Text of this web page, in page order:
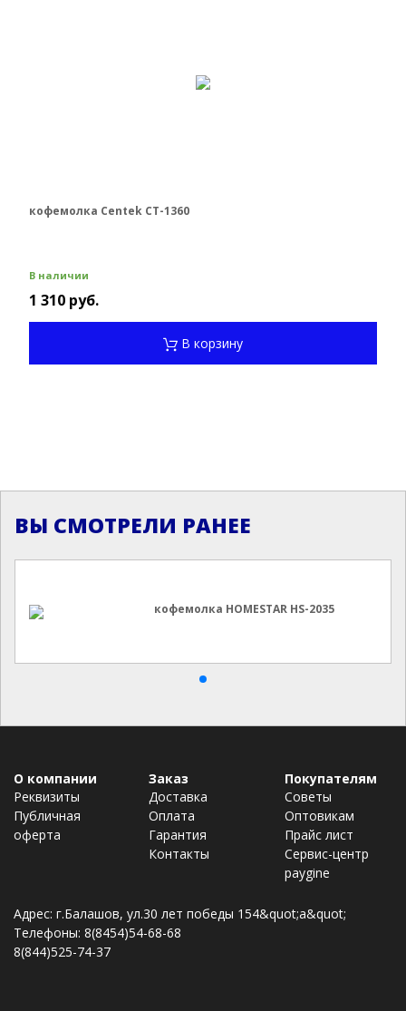
кофемолка Centek CT-1360
В наличии
1 310 руб.
В корзину
ВЫ СМОТРЕЛИ РАНЕЕ
кофемолка HOMESTAR HS-2035
О компании
Реквизиты
Публичная
оферта
Заказ
Доставка
Оплата
Гарантия
Контакты
Покупателям
Советы
Оптовикам
Прайс лист
Сервис-центр
paygine
Адрес: г.Балашов, ул.30 лет победы 154&quot;а&quot;
Телефоны: 8(8454)54-68-68
8(844)525-74-37